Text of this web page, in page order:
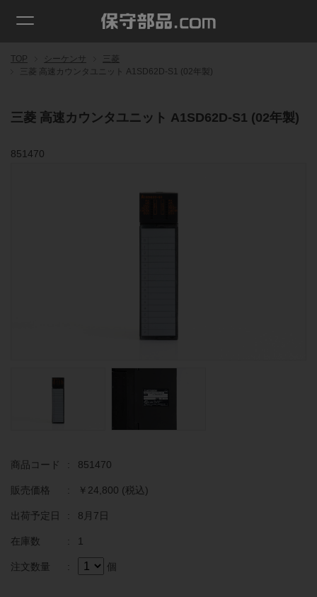
TOP シーケンサ
三菱
三菱 高速カウンタユニット A1SD62D-S1 (02年製)
三菱 高速カウンタユニット A1SD62D-S1 (02年製)
851470
商品コード : 851470
販売価格 : ￥24,800 (税込)
出荷予定日 : 8月7日
在庫数 : 1
注文数量 : 個